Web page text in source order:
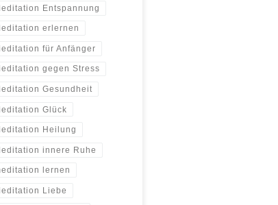
Entspannung
erlernen
für Anfänger
gegen Stress
Gesundheit
Glück
Heilung
innere Ruhe
lernen
Liebe